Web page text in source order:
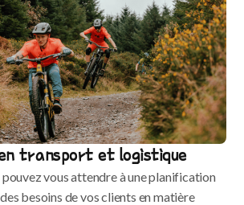
transport et logistique
vous attendre à une planification
besoins de vos clients en matière